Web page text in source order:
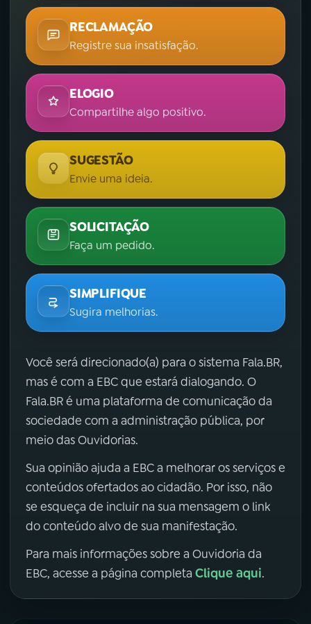
RECLAMAÇÃO
Registre sua insatisfação.
ELOGIO
Compartilhe algo positivo.
SUGESTÃO
Envie uma ideia.
SOLICITAÇÃO
Faça um pedido.
SIMPLIFIQUE
Sugira melhorias.
Você será direcionado(a) para o sistema Fala.BR,
mas é com a EBC que estará dialogando. O
Fala.BR é uma plataforma de comunicação da
sociedade com a administração pública, por
meio das Ouvidorias.
Sua opinião ajuda a EBC a melhorar os serviços e
conteúdos ofertados ao cidadão. Por isso, não
se esqueça de incluir na sua mensagem o link
do conteúdo alvo de sua manifestação.
Para mais informações sobre a Ouvidoria da
EBC, acesse a página completa Clique aqui.